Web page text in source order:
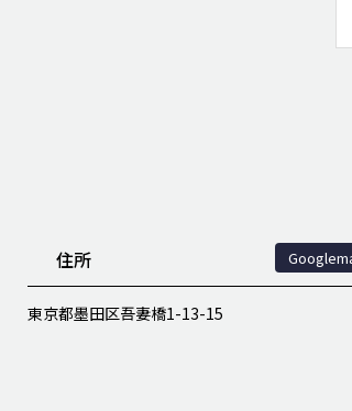
住所
東京都墨田区吾妻橋1-13-15